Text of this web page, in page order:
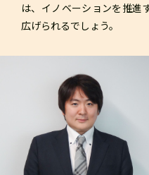
は、イノベーションを推進
広げられるでしょう。